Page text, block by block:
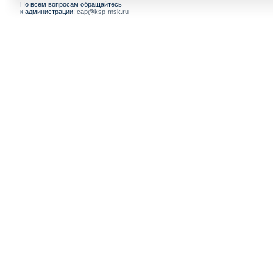
По всем вопросам обращайтесь
к администрации: cap@ksp-msk.ru